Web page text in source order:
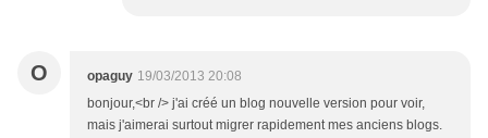
O opaguy 19/03/2013 20:08
bonjour,<br /> j'ai créé un blog nouvelle version pour voir,
mais j'aimerai surtout migrer rapidement mes anciens blogs.